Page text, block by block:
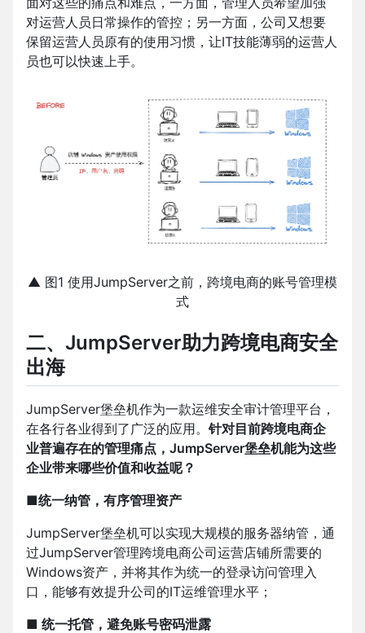
对运营人员日常操作的管控；另一方面，公司又想要
保留运营人员原有的使用习惯，让IT技能薄弱的运营人
员也可以快速上手。
▲ 图1 使用JumpServer之前，跨境电商的账号管理模
式
二、JumpServer助力跨境电商安全
出海
JumpServer堡垒机作为一款运维安全审计管理平台，
在各行各业得到了广泛的应用。 针对目前跨境电商企
业普遍存在的管理痛点，JumpServer堡垒机能为这些
企业带来哪些价值和收益呢？
■统一纳管，有序管理资产
JumpServer堡垒机可以实现大规模的服务器纳管，通
过JumpServer管理跨境电商公司运营店铺所需要的
Windows资产，并将其作为统一的登录访问管理入
口，能够有效提升公司的IT运维管理水平；
■ 统一托管，避免账号密码泄露